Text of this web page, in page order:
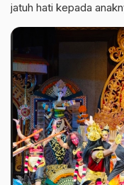
jatuh hati kepada